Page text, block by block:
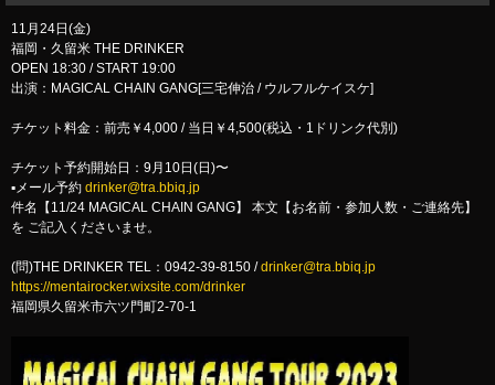
11月24日(金)
福岡・久留米 THE DRINKER
OPEN 18:30 / START 19:00
出演：MAGICAL CHAIN GANG[三宅伸治 / ウルフルケイスケ]
チケット料金：前売￥4,000 / 当日￥4,500(税込・1ドリンク代別)
チケット予約開始日：9月10日(日)〜
▪メール予約 drinker@tra.bbiq.jp
件名【11/24 MAGICAL CHAIN GANG】 本文【お名前・参加人数・ご連絡先】
を ご記入くださいませ。
(問)THE DRINKER TEL：0942-39-8150 /drinker@tra.bbiq.jp
https://mentairocker.wixsite.com/drinker
福岡県久留米市六ツ門町2-70-1